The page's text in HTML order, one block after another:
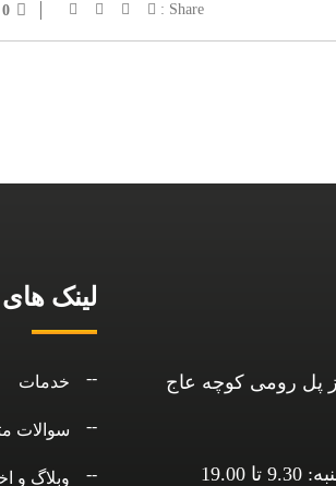
0 Comments Share :
پل رومی کوچه عاج
لینک
خدمات
سوالات
وبلاگ و